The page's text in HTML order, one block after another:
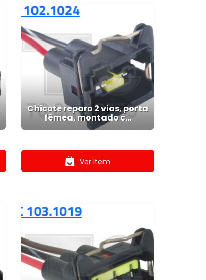
Chicote reparo 2 vias, porta
fêmea, montado c...
Ver Item